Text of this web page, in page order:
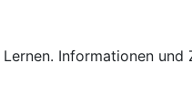
Informationen